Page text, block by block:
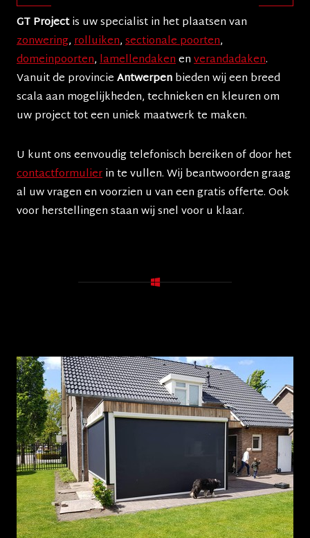
GTProjectis uw specialist in het plaatsen van
zonwering,rolluiken,sectionale poorten,
domeinpoorten,lamellendakenenverandadaken.
Vanuit de provincieAntwerpenbieden wij een breed
scala aan mogelijkheden, technieken en kleuren om
uw project tot een uniek maatwerk te maken.
U kunt ons eenvoudig telefonisch bereiken of door het
contactformulierin te vullen. Wij beantwoorden graag
al uw vragen en voorzien u van een gratis offerte. Ook
voor herstellingen staan wij snel voor u klaar.